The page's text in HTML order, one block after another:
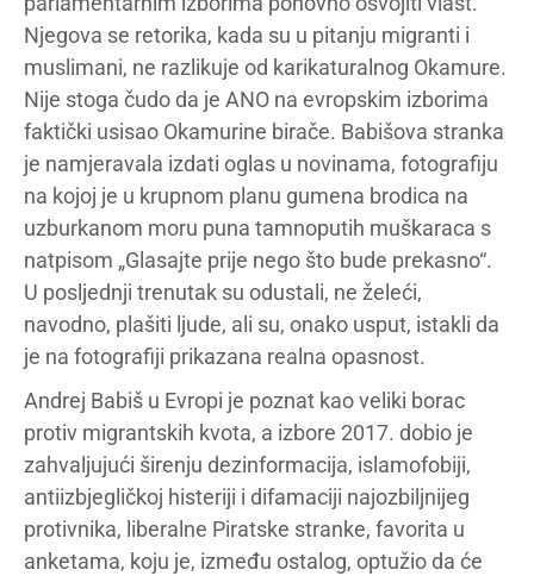
Njegova se retorika, kada su u pitanju migranti i
muslimani, ne razlikuje od karikaturalnog Okamure.
Nije stoga čudo da je ANO na evropskim izborima
faktički usisao Okamurine birače. Babišova stranka
je namjeravala izdati oglas u novinama, fotografiju
na kojoj je u krupnom planu gumena brodica na
uzburkanom moru puna tamnoputih muškaraca s
natpisom „Glasajte prije nego što bude prekasno“.
U posljednji trenutak su odustali, ne želeći,
navodno, plašiti ljude, ali su, onako usput, istakli da
je na fotografiji prikazana realna opasnost.
Andrej Babiš u Evropi je poznat kao veliki borac
protiv migrantskih kvota, a izbore 2017. dobio je
zahvaljujući širenju dezinformacija, islamofobiji,
antiizbjegličkoj histeriji i difamaciji najozbiljnijeg
protivnika, liberalne Piratske stranke, favorita u
anketama, koju je, između ostalog, optužio da će